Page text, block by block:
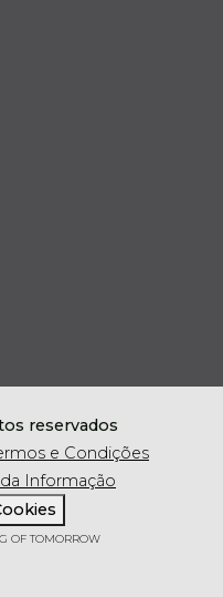
reservados
e Condições
Informação
OF TOMORROW